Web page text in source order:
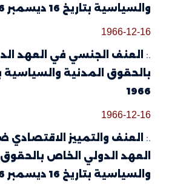
والسياسية بتاريخ 16 ديسمبر 1966
1966-12-16
العنف الجنسي في العهد
1966
1966-12-16
العنف والتمييز الاقتصادي
العهد الدولي الخاص بالحقوق
والسياسية بتاريخ 16 ديسمبر 1966